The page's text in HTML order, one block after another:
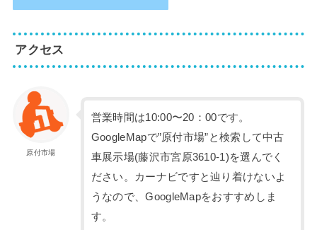
アクセス
原付市場
営業時間は10:00〜20：00です。
GoogleMapで”原付市場”と検索して中古
車展示場(藤沢市宮原3610-1)を選んでく
ださい。カーナビですと辿り着けないよ
うなので、GoogleMapをおすすめしま
す。